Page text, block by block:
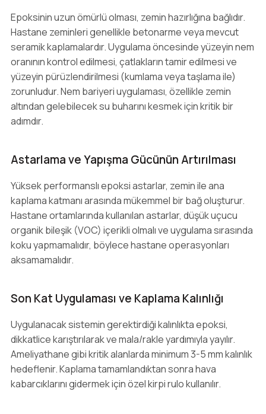
Epoksinin uzun ömürlü olması, zemin hazırlığına bağlıdır.
Hastane zeminleri genellikle betonarme veya mevcut
seramik kaplamalardır. Uygulama öncesinde yüzeyin nem
oranının kontrol edilmesi, çatlakların tamir edilmesi ve
yüzeyin pürüzlendirilmesi (kumlama veya taşlama ile)
zorunludur. Nem bariyeri uygulaması, özellikle zemin
altından gelebilecek su buharını kesmek için kritik bir
adımdır.
Astarlama ve Yapışma Gücünün Artırılması
Yüksek performanslı epoksi astarlar, zemin ile ana
kaplama katmanı arasında mükemmel bir bağ oluşturur.
Hastane ortamlarında kullanılan astarlar, düşük uçucu
organik bileşik (VOC) içerikli olmalı ve uygulama sırasında
koku yapmamalıdır, böylece hastane operasyonları
aksamamalıdır.
Son Kat Uygulaması ve Kaplama Kalınlığı
Uygulanacak sistemin gerektirdiği kalınlıkta epoksi,
dikkatlice karıştırılarak ve mala/rakle yardımıyla yayılır.
Ameliyathane gibi kritik alanlarda minimum 3-5 mm kalınlık
hedeflenir. Kaplama tamamlandıktan sonra hava
kabarcıklarını gidermek için özel kirpi rulo kullanılır.